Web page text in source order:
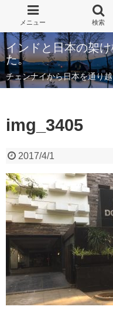
インドと日本の架
た。
チェンナイから日本を通り
img_3405
2017/4/1